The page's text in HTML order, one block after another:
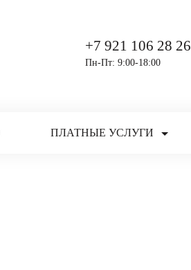
+7 921 106 28 26
Пн-Пт: 9:00-18:00
ПЛАТНЫЕ УСЛУГИ